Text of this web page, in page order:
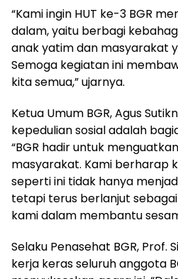
“Kami ingin HUT ke-3 BGR
dalam, yaitu berbagi
anak yatim dan masyarakat
Semoga kegiatan ini
kita semua,” ujarnya.
Ketua Umum BGR, Agus
kepedulian sosial adalah
“BGR hadir untuk
masyarakat. Kami berharap
seperti ini tidak hanya
tetapi terus berlanjut
kami dalam membantu
Selaku Penasehat BGR, Prof.
kerja keras seluruh anggota